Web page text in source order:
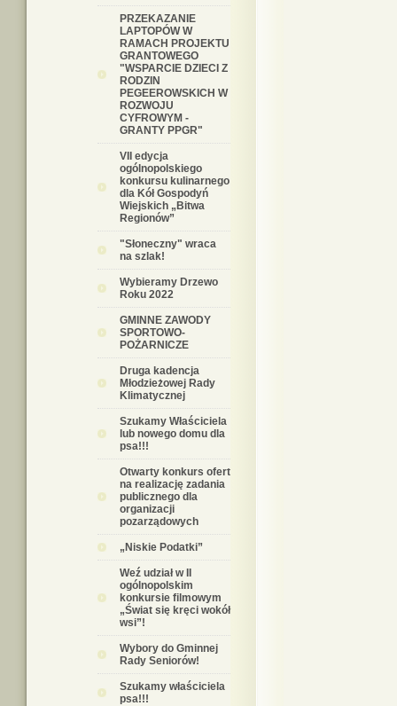
PRZEKAZANIE
LAPTOPÓW W
RAMACH PROJEKTU
GRANTOWEGO
"WSPARCIE DZIECI Z
RODZIN
PEGEEROWSKICH W
ROZWOJU
CYFROWYM -
GRANTY PPGR"
VII edycja
ogólnopolskiego
konkursu kulinarnego
dla Kół Gospodyń
Wiejskich „Bitwa
Regionów”
"Słoneczny" wraca
na szlak!
Wybieramy Drzewo
Roku 2022
GMINNE ZAWODY
SPORTOWO-
POŻARNICZE
Druga kadencja
Młodzieżowej Rady
Klimatycznej
Szukamy Właściciela
lub nowego domu dla
psa!!!
Otwarty konkurs ofert
na realizację zadania
publicznego dla
organizacji
pozarządowych
„Niskie Podatki”
Weź udział w II
ogólnopolskim
konkursie filmowym
„Świat się kręci wokół
wsi”!
Wybory do Gminnej
Rady Seniorów!
Szukamy właściciela
psa!!!